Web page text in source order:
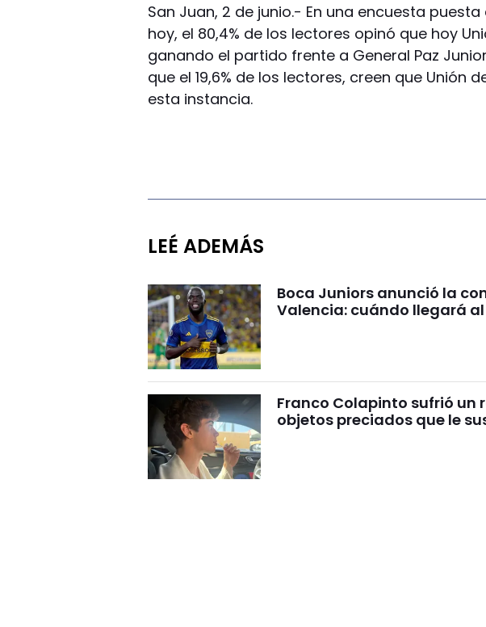
San Juan, 2 de junio.- En una encuesta
hoy, el 80,4% de los lectores opinó que hoy
ganando el partido frente a General Paz
que el 19,6% de los lectores, creen que Unión
esta instancia.
LEÉ ADEMÁS
Boca Juniors anunció la
Valencia: cuándo llegará
Franco Colapinto sufrió un
objetos preciados que le